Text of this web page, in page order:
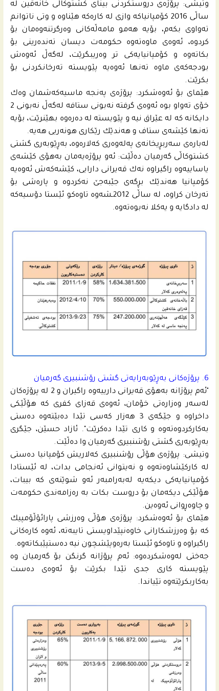
وتیشى: پرۆژه‌ى دروستكردنى بیناى كشتوكاڵى خانه‌قین له‌
ساڵى 2016 كۆمپانیاكه‌ وازى له‌ كاره‌كه‌ هێناوه‌ و وتى ناتوانم
ته‌واوى بكه‌م، بۆیه‌ هه‌مو مامه‌ڵه‌كانى وه‌رگرتنه‌وه‌مان بۆ
كردوه‌، ئه‌وه‌ى ماوه‌ته‌وه‌ حكومه‌ت دیسان ته‌نده‌رینى بۆ
بكاته‌وه‌ و كۆمپانیایه‌كى تر‌ وه‌ریبگرێت، له‌گه‌ڵ ئه‌وه‌ش
بودجه‌كه‌ى ماوه‌ ته‌نها ئه‌وه‌یه‌ پێویسته‌ ته‌رخانكردنى بۆ
بكرێت.
هێماى بۆ ئه‌وه‌شكرد: پرۆژه‌ى په‌نجه‌ ماسیه‌كه‌شمان وه‌ك
خۆى ته‌واو بوه‌ ئه‌وه‌ى گرفته‌ نه‌بونى ستافه‌ له‌گه‌ڵ نه‌بونى 2
دایكانه‌ كه‌ له‌ عێراق نیه‌ و پێویسته‌ له‌ ده‌ره‌وه‌ بهێنرێت، بۆیه‌
ته‌نها كێشه‌ى ستاف و هه‌ندێك رێكارى هونه‌ریی هه‌یه‌.
له‌باره‌ى سه‌ربڕیخانه‌ى په‌له‌وه‌رى كه‌لاره‌وه‌، به‌ڕێوبه‌رى گشتى
كشتوكاڵى گه‌رمیان ده‌ڵێت: ئه‌و پرۆژه‌یه‌مان به‌هۆى كێشه‌ى
یاساییه‌وه‌ راگیراوه‌ نه‌ك قه‌یرانى دارایی، كێشه‌كه‌ش ئه‌وه‌یه‌
كۆمپانیا هه‌ندێك بڕگه‌ى جێبه‌جێ نه‌كردوه‌ و پاره‌شى بۆ
ته‌رخان كراوه‌، له‌ ساڵى 2012ـشه‌وه‌ تاوه‌كو ئێستا دۆسیه‌كه‌
له‌ دادگایه‌ و یه‌كلا نه‌بوه‌ته‌وه‌.
6. پرۆژه‌كانى به‌ڕێوبه‌رایه‌تى گشتى رۆشنبیرى گه‌رمیان
"ئه‌م پرۆژانه‌ به‌هۆى قه‌یرانى دارییه‌وه‌ راگیران و 2 له‌ پرۆژه‌كان
له‌سه‌ر وه‌زاره‌تى خۆمان، ئه‌وه‌ى قه‌زاى كفرى كه‌ هۆڵێكى
داخراوه‌ و جێگه‌ى 3 هه‌زار كه‌سى تێدا ده‌بێته‌وه‌ ده‌ستى
به‌كاركردوه‌ته‌وه‌ و كارى تێدا ده‌كرێت". ئازاد حسێن، جێگرى
به‌ڕێوبه‌رى گشتى رۆشنبیرى گه‌رمیان وا ده‌ڵێت.
وتیشى: پرۆژه‌ى هۆڵى رۆشنبیرى كه‌لاریش كۆمپانیا ده‌ستى
له‌ كاركێشاوه‌ته‌وه‌ و نه‌یتوانى ئه‌نجامى بدات، له‌ ئێستادا
كۆمپانیایه‌كى دیكه‌یه‌ له‌به‌رامبه‌ر ئه‌و شوێنه‌ى كه‌ بیبات،
هۆڵێکی دیكه‌مان بۆ دروست بكات به‌ ره‌زامه‌ندى حكومه‌ت
و چاوه‌ڕوانى ئه‌وه‌ین.
هێماى بۆ ئه‌وه‌شكرد: پرۆژه‌ى هۆڵى وه‌رزشى پارائۆڵۆمپیك
کە بۆ وەرزشکارانی خاوەنپێداویستی تایبەتە، ئه‌وه‌ كاره‌كانى
راگیراوه‌ و تاوه‌كو ئێستا به‌رەوپێشچون نیه‌ ده‌ستپێبكاته‌وه‌.
جه‌ختى له‌وه‌شكرده‌وه‌: ئه‌م پرۆژانه‌ گرنگن بۆ گه‌رمیان وه‌
پێویسته‌ كارى جدى تێدا بكرێت بۆ ئه‌وه‌ى ده‌ست
به‌كاربكرێته‌وه‌ تێیاندا.